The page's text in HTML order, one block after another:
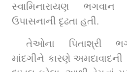
સ્વામિનારાયણ ભગવાન
ઉપાસનાની દૃઢતા હતી.
તેઓના પિતાશ્રી
માંદગીને કારણે અમદાવાદની